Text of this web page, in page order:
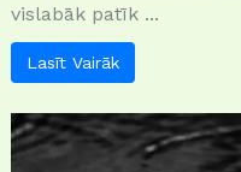
vislabāk patīk ...
Lasīt Vairāk